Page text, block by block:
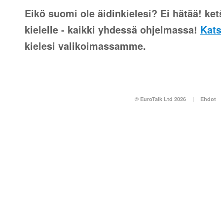
Eikö suomi ole äidinkielesi? Ei hätää!
kielelle - kaikki yhdessä ohjelmassa!
kielesi valikoimassamme.
© EuroTalk Ltd 2026 | Ehdot